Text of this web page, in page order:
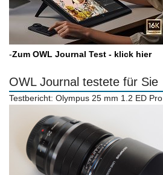
-Zum OWL Journal Test - klick hier
OWL Journal testete für Sie
Testbericht: Olympus 25 mm 1.2 ED Pro